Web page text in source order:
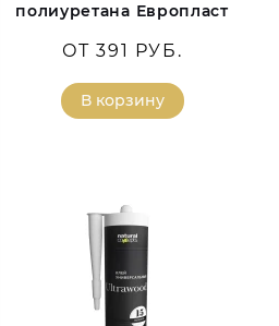
полиуретана Европласт
ОТ 391 РУБ.
В корзину